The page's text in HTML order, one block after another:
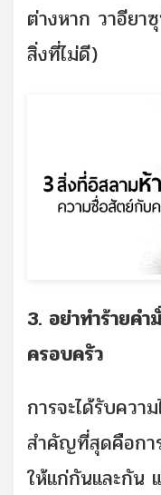
ต่างหาก วาอียา
สิ่งที่ไม่ดี)
3. อย่าทำร้ายค
ครอบครัว
การจะได้รับควา
สำคัญที่สุดคือก
ให้แก่กันและกัน